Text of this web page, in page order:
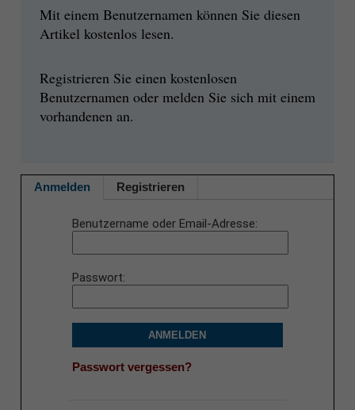
Mit einem Benutzernamen können Sie diesen
Artikel kostenlos lesen.
Registrieren Sie einen kostenlosen
Benutzernamen oder melden Sie sich mit einem
vorhandenen an.
Anmelden Registrieren
Benutzername oder Email-Adresse
Passwort
ANMELDEN
Passwort vergessen?